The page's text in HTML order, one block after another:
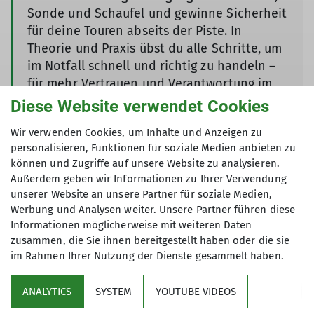
Wintersportlerinnen und Wintersportler, die
sowohl im Aufstieg als auch in der Abfahrt
sicher unterwegs sind und das Freeriden im
alpinen Gelände aktiv erleben möchten.
LVS, Schaufel und Sonde – gegebenenfalls
kann vorab ein Lawinenkurs besucht werden.
Zudem sind eine gute Skitechnik in
sportlichem Tempo, Kondition für kurze
Aufstiege, sowie Erfahrung abseits der Piste
erforderlich.
Sonde und Schaufel und gewinne Sicherheit
für deine Touren abseits der Piste. In
Theorie und Praxis übst du alle Schritte, um
im Notfall schnell und richtig zu handeln –
für mehr Vertrauen und Verantwortung im
winterlichen Gelände.
LVS-Kurs im Allgäu
Service
Diese Website verwendet Cookies
Wir verwenden Cookies, um Inhalte und Anzeigen zu
personalisieren, Funktionen für soziale Medien anbieten zu
können und Zugriffe auf unsere Website zu analysieren.
Außerdem geben wir Informationen zu Ihrer Verwendung
unserer Website an unsere Partner für soziale Medien,
Werbung und Analysen weiter. Unsere Partner führen diese
Informationen möglicherweise mit weiteren Daten
zusammen, die Sie ihnen bereitgestellt haben oder die sie
im Rahmen Ihrer Nutzung der Dienste gesammelt haben.
ANALYTICS SYSTEM YOUTUBE VIDEOS